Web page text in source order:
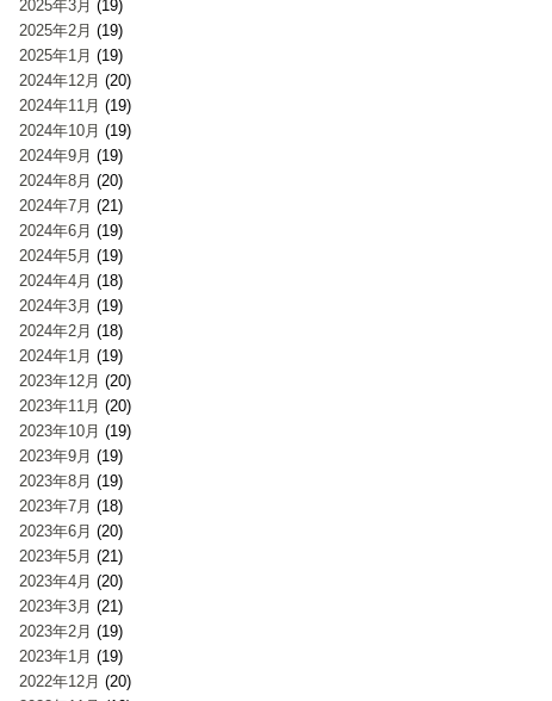
2025年3月 (19)
2025年2月 (19)
2025年1月 (19)
2024年12月 (20)
2024年11月 (19)
2024年10月 (19)
2024年9月 (19)
2024年8月 (20)
2024年7月 (21)
2024年6月 (19)
2024年5月 (19)
2024年4月 (18)
2024年3月 (19)
2024年2月 (18)
2024年1月 (19)
2023年12月 (20)
2023年11月 (20)
2023年10月 (19)
2023年9月 (19)
2023年8月 (19)
2023年7月 (18)
2023年6月 (20)
2023年5月 (21)
2023年4月 (20)
2023年3月 (21)
2023年2月 (19)
2023年1月 (19)
2022年12月 (20)